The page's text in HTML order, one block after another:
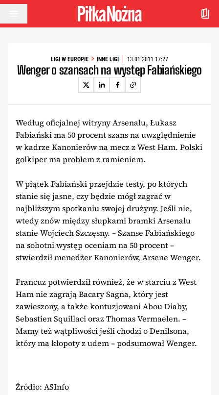
Przejdź do treści
LIGI W EUROPIE INNE LIGI 13.01.2011 17:27
Wenger o szansach na występ Fabiańskiego
Według oficjalnej witryny Arsenalu, Łukasz
Fabiański ma 50 procent szans na uwzględnienie
w kadrze Kanonierów na mecz z West Ham. Polski
golkiper ma problem z ramieniem.
W piątek Fabiański przejdzie testy, po których
stanie się jasne, czy będzie mógł zagrać w
najbliższym spotkaniu swojej drużyny. Jeśli nie,
wtedy znów między słupkami bramki Arsenalu
stanie Wojciech Szczęsny. – Szanse Fabiańskiego
na sobotni występ oceniam na 50 procent –
stwierdził menedżer Kanonierów, Arsene Wenger.
Francuz potwierdził również, że w starciu z West
Ham nie zagrają Bacary Sagna, który jest
zawieszony, a także kontuzjowani Abou Diaby,
Sebastien Squillaci oraz Thomas Vermaelen. –
Mamy też wątpliwości jeśli chodzi o Denilsona,
który ma kłopoty z udem – podsumował Wenger.
Źródło: ASInfo